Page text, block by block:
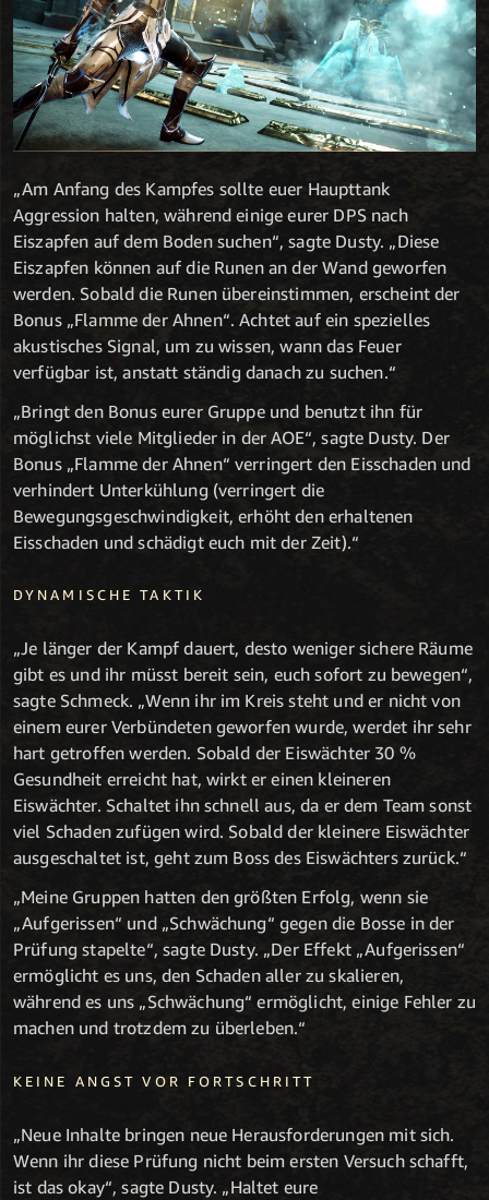
„Am Anfang des Kampfes sollte euer Haupttank
Aggression halten, während einige eurer DPS nach
Eiszapfen auf dem Boden suchen“, sagte Dusty. „Diese
Eiszapfen können auf die Runen an der Wand geworfen
werden. Sobald die Runen übereinstimmen, erscheint der
Bonus „Flamme der Ahnen“. Achtet auf ein spezielles
akustisches Signal, um zu wissen, wann das Feuer
verfügbar ist, anstatt ständig danach zu suchen.“
„Bringt den Bonus eurer Gruppe und benutzt ihn für
möglichst viele Mitglieder in der AOE“, sagte Dusty. Der
Bonus „Flamme der Ahnen“ verringert den Eisschaden und
verhindert Unterkühlung (verringert die
Bewegungsgeschwindigkeit, erhöht den erhaltenen
Eisschaden und schädigt euch mit der Zeit).“
DYNAMISCHE TAKTIK
„Je länger der Kampf dauert, desto weniger sichere Räume
gibt es und ihr müsst bereit sein, euch sofort zu bewegen“,
sagte Schmeck. „Wenn ihr im Kreis steht und er nicht von
einem eurer Verbündeten geworfen wurde, werdet ihr sehr
hart getroffen werden. Sobald der Eiswächter 30 %
Gesundheit erreicht hat, wirkt er einen kleineren
Eiswächter. Schaltet ihn schnell aus, da er dem Team sonst
viel Schaden zufügen wird. Sobald der kleinere Eiswächter
ausgeschaltet ist, geht zum Boss des Eiswächters zurück.“
„Meine Gruppen hatten den größten Erfolg, wenn sie
„Aufgerissen“ und „Schwächung“ gegen die Bosse in der
Prüfung stapelte“, sagte Dusty. „Der Effekt „Aufgerissen“
ermöglicht es uns, den Schaden aller zu skalieren,
während es uns „Schwächung“ ermöglicht, einige Fehler zu
machen und trotzdem zu überleben.“
KEINE ANGST VOR FORTSCHRITT
„Neue Inhalte bringen neue Herausforderungen mit sich.
Wenn ihr diese Prüfung nicht beim ersten Versuch schafft,
ist das okay“, sagte Dusty. „Haltet eure